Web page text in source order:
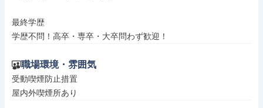
最終学歴
学歴不問！高卒・専卒・大卒問わず歓迎！
職場環境・雰囲気
受動喫煙防止措置
屋内外喫煙所あり